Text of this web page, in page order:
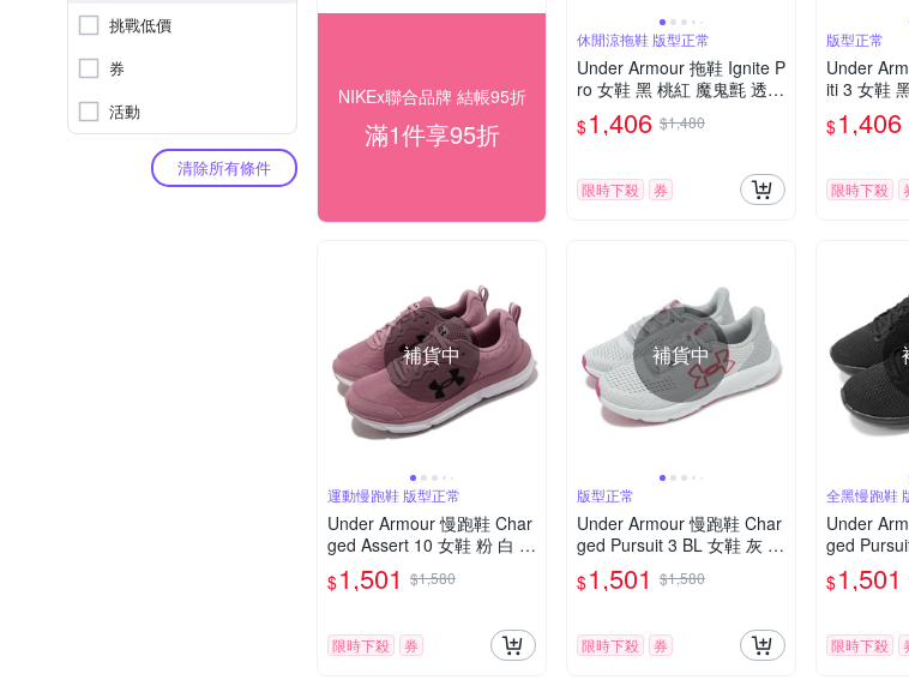
挑戰低價
券
活動
清除所有條件
NIKEx聯合品牌 結帳95折
滿1件享95折
休閒涼拖鞋 版型正常
Under Armour 拖鞋 Ignite P
ro 女鞋 黑 桃紅 魔鬼氈 透氣
舒適 UA 3026027002
$1,406 $1,480
限時下殺 券
版型正常
Under
iti 3 女鞋
A 運動鞋
$1,406
限時下殺
補貨中
運動慢跑鞋 版型正常
Under Armour 慢跑鞋 Char
ged Assert 10 女鞋 粉 白 緩
震 回彈 運動鞋 路跑 UA 30
26179600
$1,501 $1,580
限時下殺 券
補貨中
版型正常
Under Armour 慢跑鞋 Char
ged Pursuit 3 BL 女鞋 灰 粉
紅 緩震 透氣 運動鞋 UA 30
26523106
$1,501 $1,580
限時下殺 券
全黑慢跑鞋
Under
ged
透氣 全黑
61002
$1,501
限時下殺